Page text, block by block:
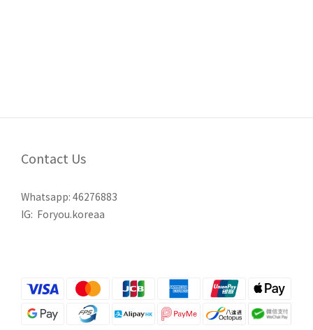
Contact Us
Whatsapp: 46276883
IG: Foryou.koreaa